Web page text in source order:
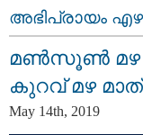
അഭിപ്രായം
മൺസൂൺ മഴ
കുറവ് മഴ
May 14th, 2019